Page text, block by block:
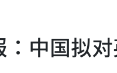
：中国拟